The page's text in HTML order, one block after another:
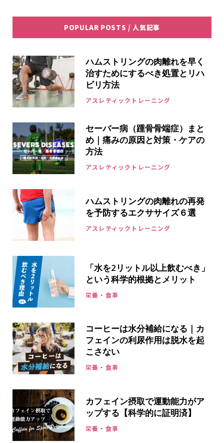
POPULAR POSTS / 人気記事
ハムストリングの肉離れを早く
治すためにするべき処置とリハ
ビリ方法
アスレティックトレーニング
セーバー病（踵骨骨端症）まと
め｜痛みの原因と対策・ケアの
方法
アスレティックトレーニング
ハムストリングの肉離れの再発
を予防するエクササイズ６選
アスレティックトレーニング
「水を2リットル以上飲むべき」
という科学的根拠とメリット
栄養・食事
コーヒーは水分補給になる｜カ
フェインの利尿作用は脱水を起
こさない
栄養・食事
カフェイン摂取で運動能力がア
ップする【科学的に証明済】
栄養・食事